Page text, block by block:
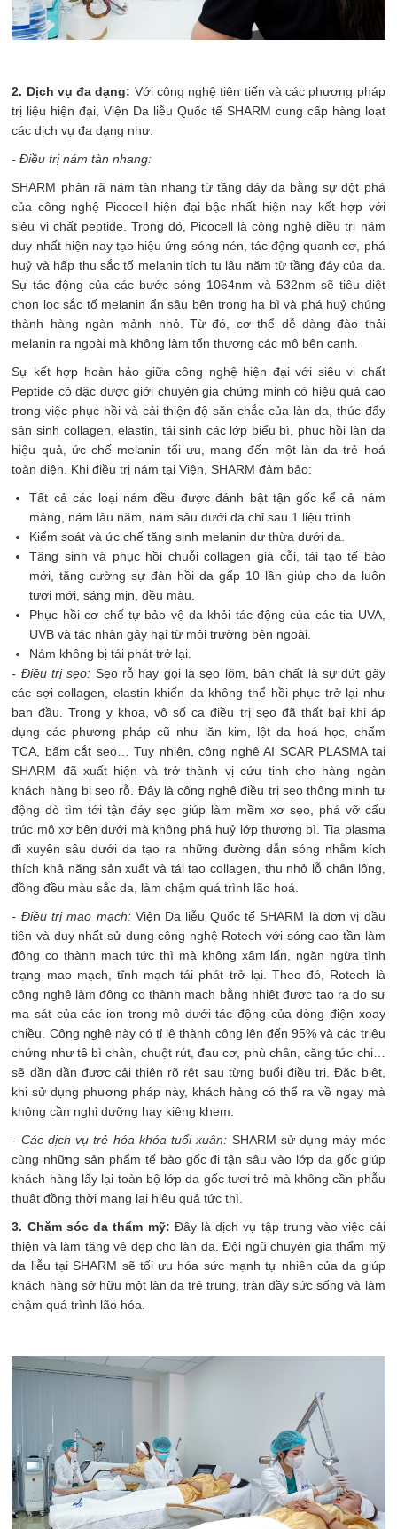
2. Dịch vụ đa dạng: Với công nghệ tiên tiến và các phương pháp
trị liệu hiện đại, Viện Da liễu Quốc tế SHARM cung cấp hàng loạt
các dịch vụ đa dạng như:
- Điều trị nám tàn nhang:
SHARM phân rã nám tàn nhang từ tầng đáy da bằng sự đột phá
của công nghệ Picocell hiện đại bậc nhất hiện nay kết hợp với
siêu vi chất peptide. Trong đó, Picocell là công nghệ điều trị nám
duy nhất hiện nay tạo hiệu ứng sóng nén, tác động quanh cơ, phá
huỷ và hấp thu sắc tố melanin tích tụ lâu năm từ tầng đáy của da.
Sự tác động của các bước sóng 1064nm và 532nm sẽ tiêu diệt
chọn lọc sắc tố melanin ẩn sâu bên trong hạ bì và phá huỷ chúng
thành hàng ngàn mảnh nhỏ. Từ đó, cơ thể dễ dàng đào thải
melanin ra ngoài mà không làm tổn thương các mô bên cạnh.
Sự kết hợp hoàn hảo giữa công nghệ hiện đại với siêu vi chất
Peptide cô đặc được giới chuyên gia chứng minh có hiệu quả cao
trong việc phục hồi và cải thiện độ săn chắc của làn da, thúc đẩy
sản sinh collagen, elastin, tái sinh các lớp biểu bì, phục hồi làn da
hiệu quả, ức chế melanin tối ưu, mang đến một làn da trẻ hoá
toàn diện. Khi điều trị nám tại Viện, SHARM đảm bảo:
Tất cả các loại nám đều được đánh bật tận gốc kể cả nám
mảng, nám lâu năm, nám sâu dưới da chỉ sau 1 liệu trình.
Kiểm soát và ức chế tăng sinh melanin dư thừa dưới da.
Tăng sinh và phục hồi chuỗi collagen già cỗi, tái tạo tế bào
mới, tăng cường sự đàn hồi da gấp 10 lần giúp cho da luôn
tươi mới, sáng mịn, đều màu.
Phục hồi cơ chế tự bảo vệ da khỏi tác động của các tia UVA,
UVB và tác nhân gây hại từ môi trường bên ngoài.
Nám không bị tái phát trở lại.
- Điều trị sẹo: Sẹo rỗ hay gọi là sẹo lõm, bản chất là sự đứt gãy
các sợi collagen, elastin khiến da không thể hồi phục trở lại như
ban đầu. Trong y khoa, vô số ca điều trị sẹo đã thất bại khi áp
dụng các phương pháp cũ như lăn kim, lột da hoá học, chấm
TCA, bấm cắt sẹo… Tuy nhiên, công nghệ AI SCAR PLASMA tại
SHARM đã xuất hiện và trở thành vị cứu tinh cho hàng ngàn
khách hàng bị sẹo rỗ. Đây là công nghệ điều trị sẹo thông minh tự
động dò tìm tới tận đáy sẹo giúp làm mềm xơ sẹo, phá vỡ cấu
trúc mô xơ bên dưới mà không phá huỷ lớp thượng bì. Tia plasma
đi xuyên sâu dưới da tạo ra những đường dẫn sóng nhằm kích
thích khả năng sản xuất và tái tạo collagen, thu nhỏ lỗ chân lông,
đồng đều màu sắc da, làm chậm quá trình lão hoá.
- Điều trị mao mạch: Viện Da liễu Quốc tế SHARM là đơn vị đầu
tiên và duy nhất sử dụng công nghệ Rotech với sóng cao tần làm
đông co thành mạch tức thì mà không xâm lấn, ngăn ngừa tình
trạng mao mạch, tĩnh mạch tái phát trở lại. Theo đó, Rotech là
công nghệ làm đông co thành mạch bằng nhiệt được tạo ra do sự
ma sát của các ion trong mô dưới tác động của dòng điện xoay
chiều. Công nghệ này có tỉ lệ thành công lên đến 95% và các triệu
chứng như tê bì chân, chuột rút, đau cơ, phù chân, căng tức chi…
sẽ dần dần được cải thiện rõ rệt sau từng buổi điều trị. Đặc biệt,
khi sử dụng phương pháp này, khách hàng có thể ra về ngay mà
không cần nghỉ dưỡng hay kiêng khem.
- Các dịch vụ trẻ hóa khóa tuổi xuân: SHARM sử dụng máy móc
cùng những sản phẩm tế bào gốc đi tận sâu vào lớp da gốc giúp
khách hàng lấy lại toàn bộ lớp da gốc tươi trẻ mà không cần phẫu
thuật đồng thời mang lại hiệu quả tức thì.
3. Chăm sóc da thẩm mỹ: Đây là dịch vụ tập trung vào việc cải
thiện và làm tăng vẻ đẹp cho làn da. Đội ngũ chuyên gia thẩm mỹ
da liễu tại SHARM sẽ tối ưu hóa sức mạnh tự nhiên của da giúp
khách hàng sở hữu một làn da trẻ trung, tràn đầy sức sống và làm
chậm quá trình lão hóa.